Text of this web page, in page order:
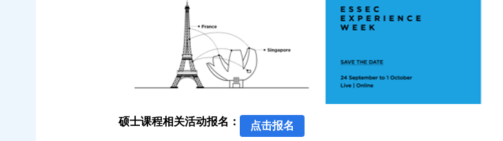
硕士课程相关活动报名： 点击报名